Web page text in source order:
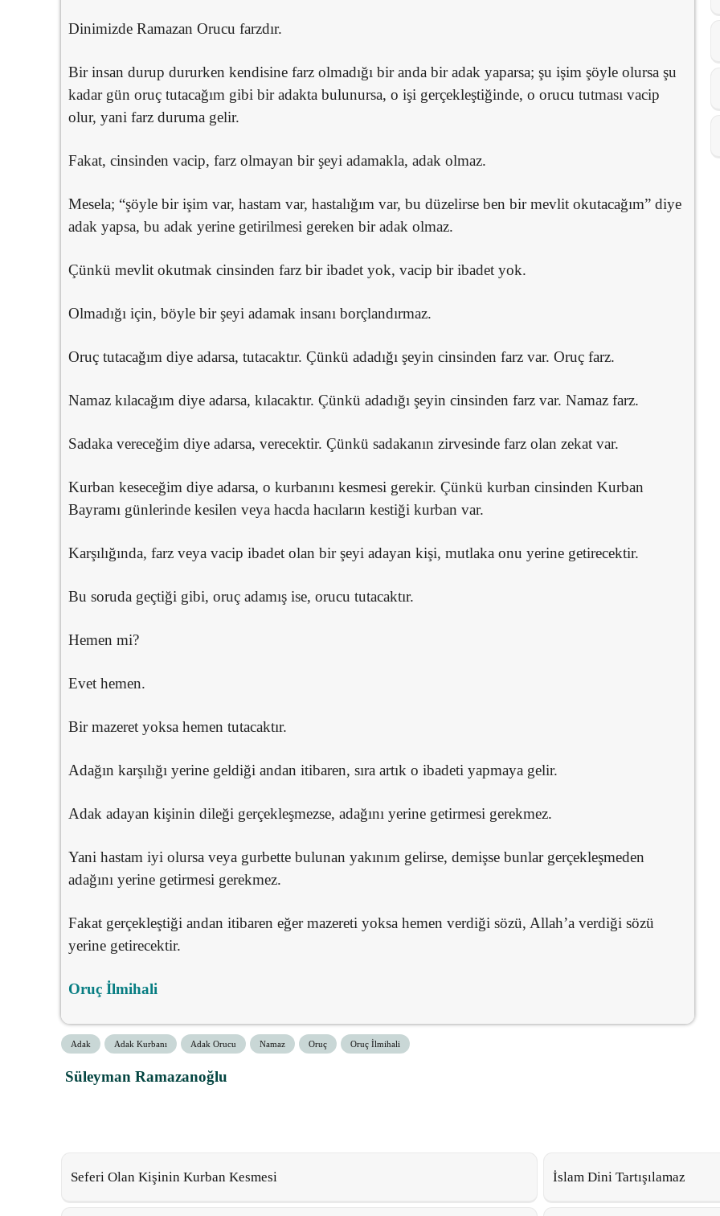
Dinimizde Ramazan Orucu farzdır.
Bir insan durup dururken kendisine farz olmadığı bir anda bir adak yaparsa; şu işim şöyle olursa şu
kadar gün oruç tutacağım gibi bir adakta bulunursa, o işi gerçekleştiğinde, o orucu tutması vacip
olur, yani farz duruma gelir.
Fakat, cinsinden vacip, farz olmayan bir şeyi adamakla, adak olmaz.
Mesela; “şöyle bir işim var, hastam var, hastalığım var, bu düzelirse ben bir mevlit okutacağım” diye
adak yapsa, bu adak yerine getirilmesi gereken bir adak olmaz.
Çünkü mevlit okutmak cinsinden farz bir ibadet yok, vacip bir ibadet yok.
Olmadığı için, böyle bir şeyi adamak insanı borçlandırmaz.
Oruç tutacağım diye adarsa, tutacaktır. Çünkü adadığı şeyin cinsinden farz var. Oruç farz.
Namaz kılacağım diye adarsa, kılacaktır. Çünkü adadığı şeyin cinsinden farz var. Namaz farz.
Sadaka vereceğim diye adarsa, verecektir. Çünkü sadakanın zirvesinde farz olan zekat var.
Kurban keseceğim diye adarsa, o kurbanını kesmesi gerekir. Çünkü kurban cinsinden Kurban
Bayramı günlerinde kesilen veya hacda hacıların kestiği kurban var.
Karşılığında, farz veya vacip ibadet olan bir şeyi adayan kişi, mutlaka onu yerine getirecektir.
Bu soruda geçtiği gibi, oruç adamış ise, orucu tutacaktır.
Hemen mi?
Evet hemen.
Bir mazeret yoksa hemen tutacaktır.
Adağın karşılığı yerine geldiği andan itibaren, sıra artık o ibadeti yapmaya gelir.
Adak adayan kişinin dileği gerçekleşmezse, adağını yerine getirmesi gerekmez.
Yani hastam iyi olursa veya gurbette bulunan yakınım gelirse, demişse bunlar gerçekleşmeden
adağını yerine getirmesi gerekmez.
Fakat gerçekleştiği andan itibaren eğer mazereti yoksa hemen verdiği sözü, Allah’a verdiği sözü
yerine getirecektir.
Oruç İlmihali
Adak Adak Kurbanı Adak Orucu Namaz Oruç Oruç İlmihali
Süleyman Ramazanoğlu
Seferi Olan Kişinin Kurban Kesmesi İslam Dini Tartışılamaz